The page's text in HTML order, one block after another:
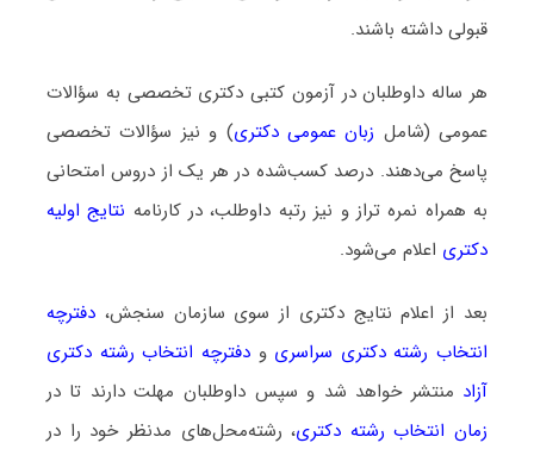
قبولی داشته باشند.
هر ساله داوطلبان در آزمون کتبی دکتری تخصصی به سؤالات
عمومی (شامل زبان عمومی دکتری) و نیز سؤالات تخصصی
پاسخ می‌دهند. درصد کسب‌شده در هر یک از دروس امتحانی
به همراه نمره تراز و نیز رتبه داوطلب، در کارنامه نتایج اولیه
دکتری اعلام می‌شود.
بعد از اعلام نتایج دکتری از سوی سازمان سنجش،دفترچه
انتخاب رشته دکتری سراسری ودفترچه انتخاب رشته دکتری
آزاد منتشر خواهد شد و سپس داوطلبان مهلت دارند تا در
زمان انتخاب رشته دکتری، رشته‌محل‌های مدنظر خود را در